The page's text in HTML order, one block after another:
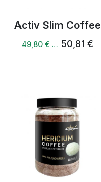
Activ Slim Coffee
49,80 € … 50,81 €